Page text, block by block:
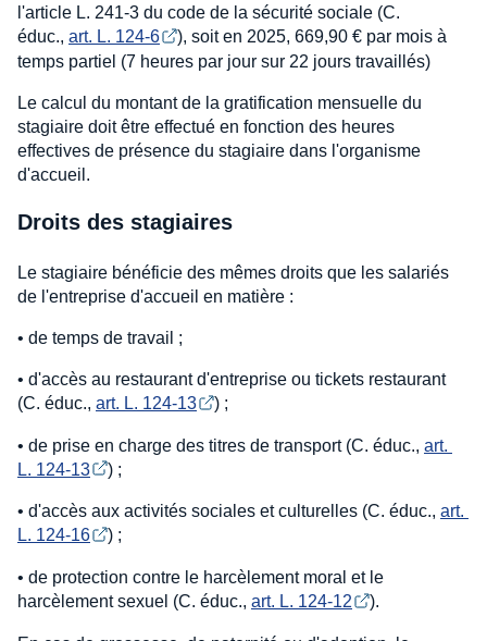
l'article L. 241-3 du code de la sécurité sociale (C.
éduc., art. L. 124-6
), soit en 2025, 669,90 € par mois à
temps partiel (7 heures par jour sur 22 jours travaillés)
Le calcul du montant de la gratification mensuelle du
stagiaire doit être effectué en fonction des heures
effectives de présence du stagiaire dans l'organisme
d'accueil.
Droits des stagiaires
Le stagiaire bénéficie des mêmes droits que les salariés
de l'entreprise d'accueil en matière :
• de temps de travail ;
• d'accès au restaurant d'entreprise ou tickets restaurant
(C. éduc., art. L. 124-13 ) ;
• de prise en charge des titres de transport (C. éduc., art.
L. 124-13
) ;
• d'accès aux activités sociales et culturelles (C. éduc., art.
L. 124-16
) ;
• de protection contre le harcèlement moral et le
harcèlement sexuel (C. éduc., art. L. 124-12 ).